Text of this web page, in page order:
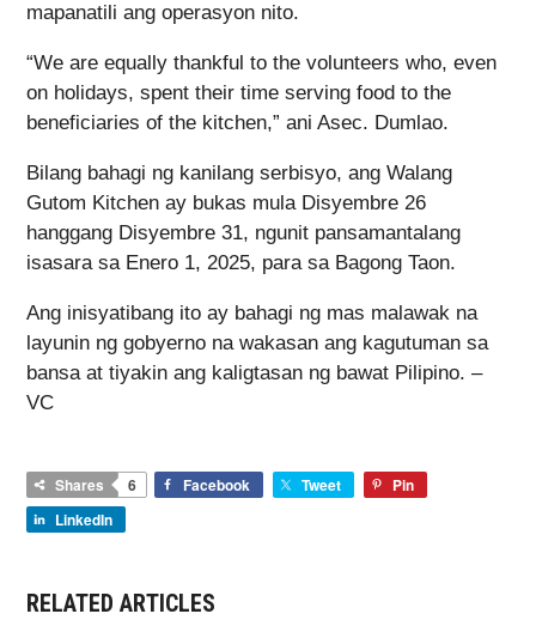
mapanatili ang operasyon nito.
“We are equally thankful to the volunteers who, even
on holidays, spent their time serving food to the
beneficiaries of the kitchen,” ani Asec. Dumlao.
Bilang bahagi ng kanilang serbisyo, ang Walang
Gutom Kitchen ay bukas mula Disyembre 26
hanggang Disyembre 31, ngunit pansamantalang
isasara sa Enero 1, 2025, para sa Bagong Taon.
Ang inisyatibang ito ay bahagi ng mas malawak na
layunin ng gobyerno na wakasan ang kagutuman sa
bansa at tiyakin ang kaligtasan ng bawat Pilipino. –
VC
Shares 6 Facebook Tweet
Pin
LinkedIn
RELATED ARTICLES